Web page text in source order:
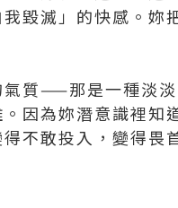
毀滅」的快感。妳
質——那是一種淡
因為妳潛意識裡知
不敢投入，變得畏